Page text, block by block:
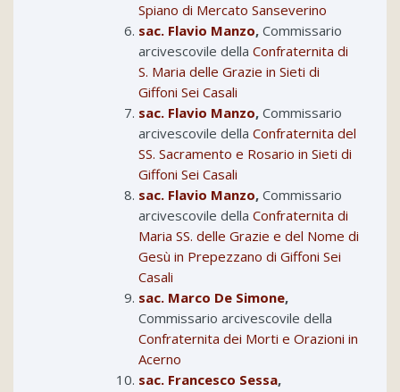
Spiano di Mercato Sanseverino
sac. Flavio Manzo, Commissario
arcivescovile della Confraternita di
S. Maria delle Grazie in Sieti di
Giffoni Sei Casali
sac. Flavio Manzo, Commissario
arcivescovile della Confraternita del
SS. Sacramento e Rosario in Sieti di
Giffoni Sei Casali
sac. Flavio Manzo, Commissario
arcivescovile della Confraternita di
Maria SS. delle Grazie e del Nome di
Gesù in Prepezzano di Giffoni Sei
Casali
sac. Marco De Simone,
Commissario arcivescovile della
Confraternita dei Morti e Orazioni in
Acerno
sac. Francesco Sessa,